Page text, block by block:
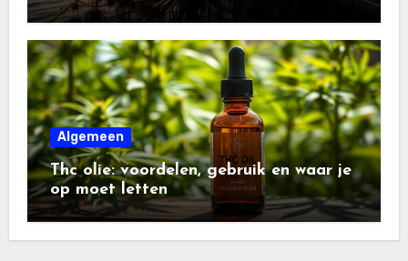
Algemeen
Thc olie: voordelen, gebruik en waar je
op moet letten